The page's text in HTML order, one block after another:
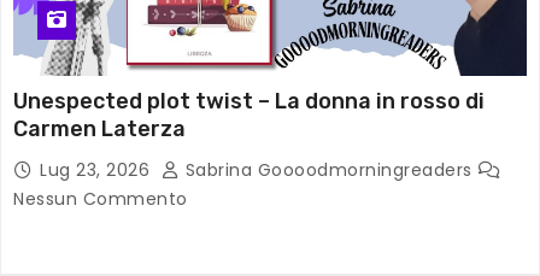
Unespected plot twist – La donna in rosso di
Carmen Laterza
Lug 23, 2026
Sabrina Goooodmorningreaders
Nessun Commento